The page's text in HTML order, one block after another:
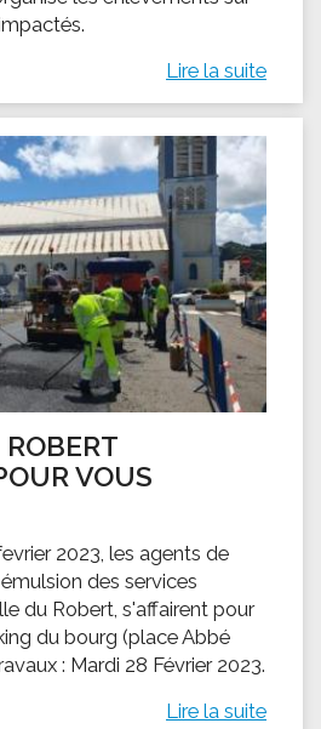
Lire la suite
VOUS
2023, les agents de
des services
du Robert, s'affairent pour
du bourg (place Abbé
: Mardi 28 Février 2023.
Lire la suite